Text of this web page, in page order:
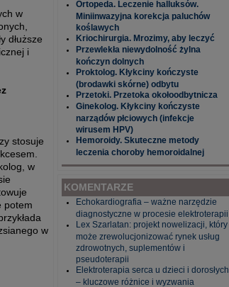
w
dłuższe
i
stosuje
w
potem
w
Ortopeda. Leczenie halluksów.
Miniinwazyjna korekcja paluchów
koślawych
Kriochirurgia. Mrozimy, aby leczyć
Przewlekła niewydolność żylna
kończyn dolnych
Proktolog. Kłykciny kończyste
(brodawki skórne) odbytu
Przetoki. Przetoka okołoodbytnicza
Ginekolog. Kłykciny kończyste
narządów płciowych (infekcje
wirusem HPV)
Hemoroidy. Skuteczne metody
leczenia choroby hemoroidalnej
KOMENTARZE
Echokardiografia – ważne narzędzie
diagnostyczne w procesie elektroterapii
Lex Szarlatan: projekt nowelizacji, który
może zrewolucjonizować rynek usług
zdrowotnych, suplementów i
pseudoterapii
Elektroterapia serca u dzieci i dorosłych
– kluczowe różnice i wyzwania